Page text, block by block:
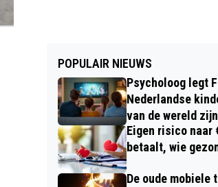
POPULAIR NIEUWS
Psycholoog legt
Nederlandse
van de wereld zijn
Eigen risico naar
betaalt, wie
De oude mobiele